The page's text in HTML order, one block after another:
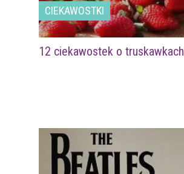
CIEKAWOSTKI
12 ciekawostek o truskawkach